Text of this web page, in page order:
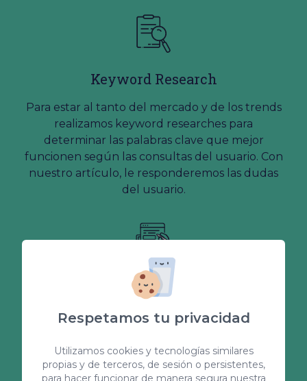
Respetamos tu privacidad
Utilizamos cookies y tecnologías similares
propias y de terceros, de sesión o persistentes,
para hacer funcionar de manera segura nuestra
Keyword Research
Para estar al tanto del mercado y de los trends
realizamos keyword researches para
determinar las palabras clave que mejor
funcionen según las consultas del usuario. Con
nuestro artículo, le responderemos las dudas
del usuario.
Redacción de contenidos
en inglés y alemán
en inglés o alemán para llegar a los usuarios de
otros países. ¡No pierdas la oportunidad y aspira